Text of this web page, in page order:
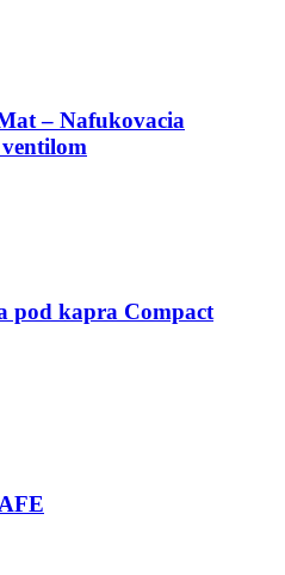
– Nafukovacia
pod kapra Compact